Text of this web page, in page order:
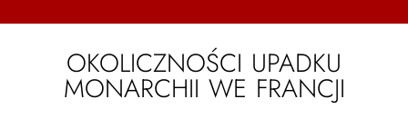
OKOLICZNOŚCI UPADKU
MONARCHII WE FRANCJI